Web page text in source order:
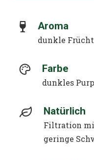
Aroma
dunkle
Farbe
dunkles
Natürlich
Filtration
geringe